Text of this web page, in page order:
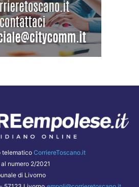
telematico CorriereToscano.it
numero 2/2021
di Livorno